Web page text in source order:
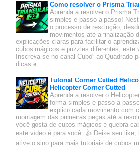
Como resolver o Prisma
Aprenda a resolver o Prisma
simples e passo a passo!
o processo de resolução,
movimentos até a finalização
explicações claras para facilitar o
cubos mágicos e puzzles diferentes, este
Inscreva-se no canal Cubo² ao Quadrado
dicas e
Tutorial Corner Cutted
Helicopter Corner Cutted
Aprenda a resolver o
forma simples e passo a
explico cada movimento com
montagem das primeiras peças até a
você gosta de cubos mágicos e quebra-
este vídeo é para você. 👍 Deixe seu like,
ative o sino para mais tutoriais de cubos